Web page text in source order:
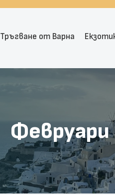
Тръгване от Варна
Февруари